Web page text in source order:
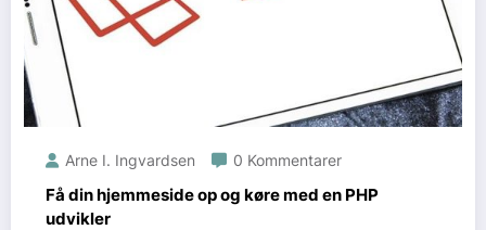
Arne I. Ingvardsen 0 Kommentarer
Få din hjemmeside op og køre med en PHP
udvikler